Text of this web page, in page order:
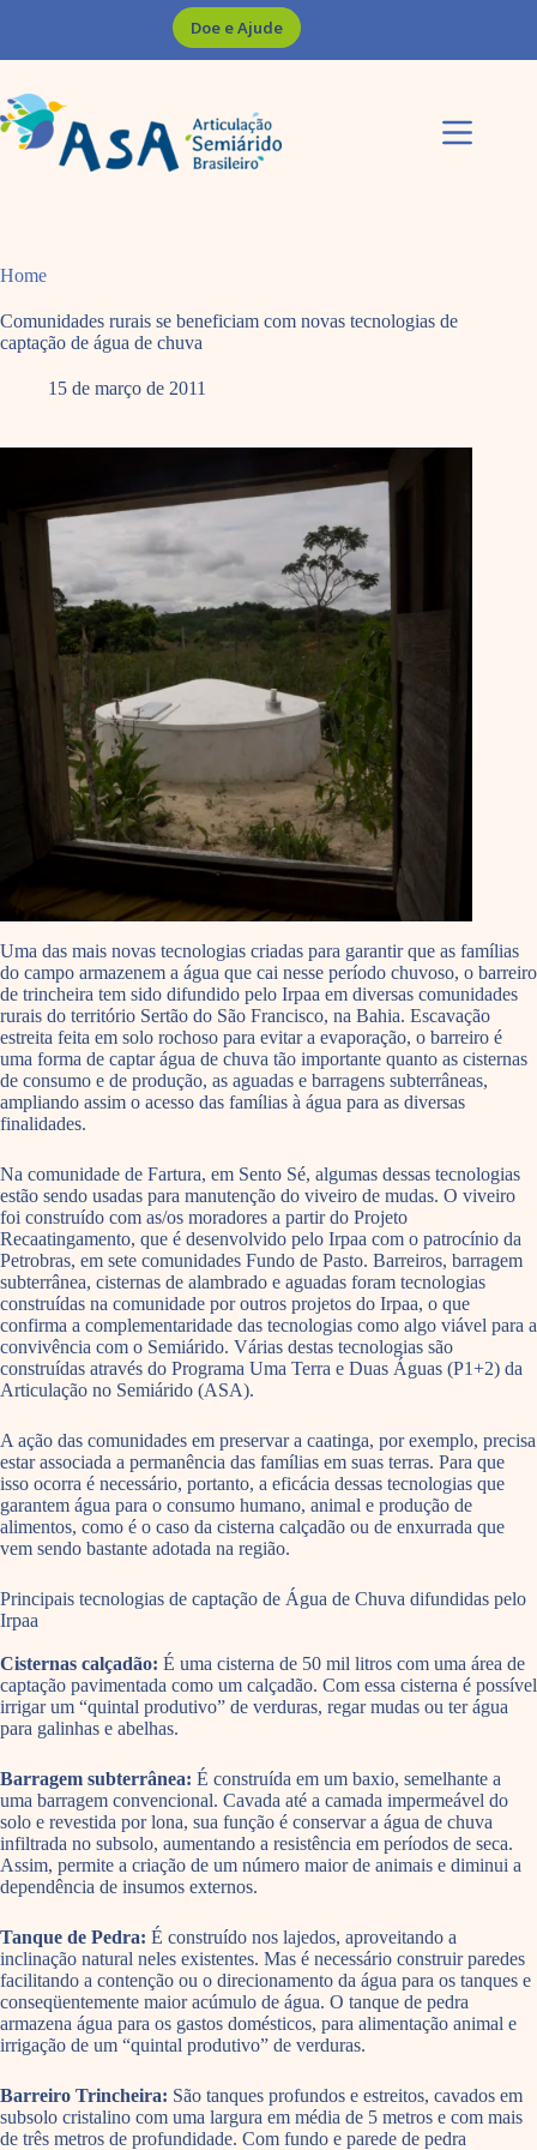
Doe e Ajude
Home
Comunidades rurais se beneficiam com novas tecnologias de
captação de água de chuva
15 de março de 2011
Uma das mais novas tecnologias criadas para garantir que as famílias
do campo armazenem a água que cai nesse período chuvoso, o barreiro
de trincheira tem sido difundido pelo Irpaa em diversas comunidades
rurais do território Sertão do São Francisco, na Bahia. Escavação
estreita feita em solo rochoso para evitar a evaporação, o barreiro é
uma forma de captar água de chuva tão importante quanto as cisternas
de consumo e de produção, as aguadas e barragens subterrâneas,
ampliando assim o acesso das famílias à água para as diversas
finalidades.
Na comunidade de Fartura, em Sento Sé, algumas dessas tecnologias
estão sendo usadas para manutenção do viveiro de mudas. O viveiro
foi construído com as/os moradores a partir do Projeto
Recaatingamento, que é desenvolvido pelo Irpaa com o patrocínio da
Petrobras, em sete comunidades Fundo de Pasto. Barreiros, barragem
subterrânea, cisternas de alambrado e aguadas foram tecnologias
construídas na comunidade por outros projetos do Irpaa, o que
confirma a complementaridade das tecnologias como algo viável para a
convivência com o Semiárido. Várias destas tecnologias são
construídas através do Programa Uma Terra e Duas Águas (P1+2) da
Articulação no Semiárido (ASA).
A ação das comunidades em preservar a caatinga, por exemplo, precisa
estar associada a permanência das famílias em suas terras. Para que
isso ocorra é necessário, portanto, a eficácia dessas tecnologias que
garantem água para o consumo humano, animal e produção de
alimentos, como é o caso da cisterna calçadão ou de enxurrada que
vem sendo bastante adotada na região.
Principais tecnologias de captação de Água de Chuva difundidas pelo
Irpaa
Cisternas calçadão: É uma cisterna de 50 mil litros com uma área de
captação pavimentada como um calçadão. Com essa cisterna é possível
irrigar um “quintal produtivo” de verduras, regar mudas ou ter água
para galinhas e abelhas.
Barragem subterrânea: É construída em um baxio, semelhante a
uma barragem convencional. Cavada até a camada impermeável do
solo e revestida por lona, sua função é conservar a água de chuva
infiltrada no subsolo, aumentando a resistência em períodos de seca.
Assim, permite a criação de um número maior de animais e diminui a
dependência de insumos externos.
Tanque de Pedra: É construído nos lajedos, aproveitando a
inclinação natural neles existentes. Mas é necessário construir paredes
facilitando a contenção ou o direcionamento da água para os tanques e
conseqüentemente maior acúmulo de água. O tanque de pedra
armazena água para os gastos domésticos, para alimentação animal e
irrigação de um “quintal produtivo” de verduras.
Barreiro Trincheira: São tanques profundos e estreitos, cavados em
subsolo cristalino com uma largura em média de 5 metros e com mais
de três metros de profundidade. Com fundo e parede de pedra